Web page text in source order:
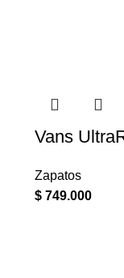
Vans
Zapatos
$749.000